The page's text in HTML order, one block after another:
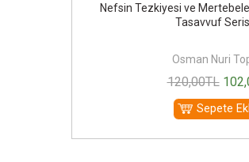
Nefsin Tezkiyesi ve
Tasavvuf
Osman Nuri
120,00TL 102
Sepete